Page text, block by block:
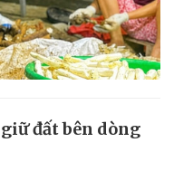
đất bên dòng